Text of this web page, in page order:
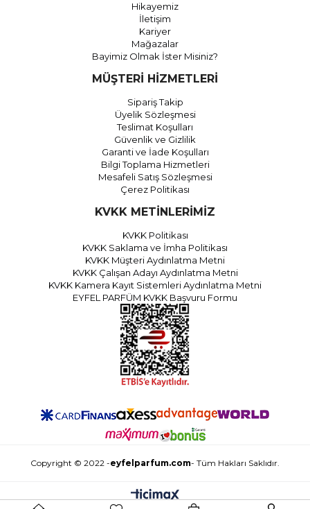
Hikayemiz
İletişim
Kariyer
Mağazalar
Bayimiz Olmak İster Misiniz?
MÜŞTERİ HİZMETLERİ
Sipariş Takip
Üyelik Sözleşmesi
Teslimat Koşulları
Güvenlik ve Gizlilik
Garanti ve İade Koşulları
Bilgi Toplama Hizmetleri
Mesafeli Satış Sözleşmesi
Çerez Politikası
KVKK METİNLERİMİZ
KVKK Politikası
KVKK Saklama ve İmha Politikası
KVKK Müşteri Aydınlatma Metni
KVKK Çalışan Adayı Aydınlatma Metni
KVKK Kamera Kayıt Sistemleri Aydınlatma Metni
EYFEL PARFÜM KVKK Başvuru Formu
Copyright © 2022 -eyfelparfum.com- Tüm Hakları Saklıdır.